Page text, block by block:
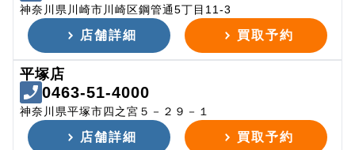
神奈川県川崎市川崎区鋼管通5丁目11-3
店舗詳細 買取予約
平塚店
0463-51-4000
神奈川県平塚市四之宮５－２９－１
店舗詳細 買取予約